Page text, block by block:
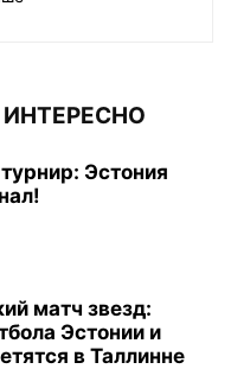
Эстония
матч звезд:
Эстонии и
в Таллинне